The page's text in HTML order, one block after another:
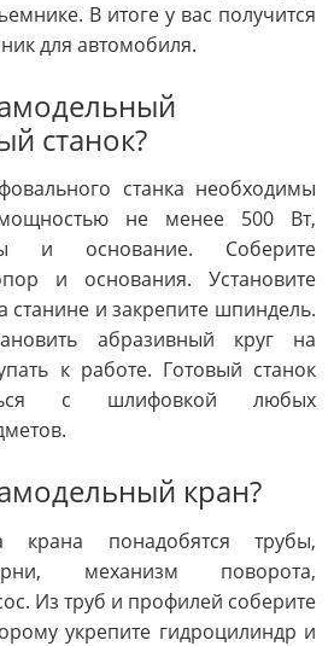
В итоге у вас получится
для автомобиля.
станок?
станка необходимы
мощностью не менее 500 Вт,
и основание. Соберите
и основания. Установите
станине и закрепите шпиндель.
абразивный круг на
к работе. Готовый станок
с шлифовкой любых
кран?
крана понадобятся трубы,
механизм поворота,
Из труб и профилей соберите
укрепите гидроцилиндр и